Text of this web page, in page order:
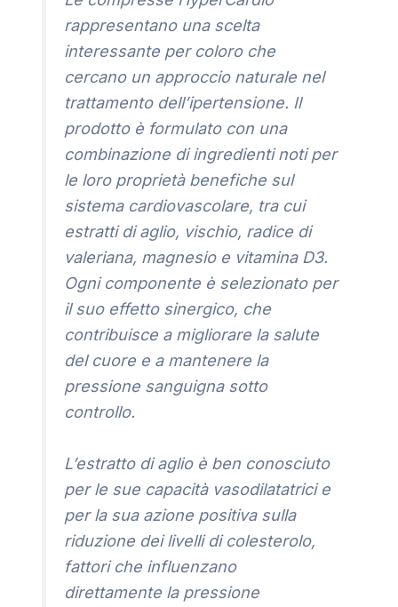
rappresentano una scelta
interessante per coloro che
cercano un approccio naturale nel
trattamento dell’ipertensione. Il
prodotto è formulato con una
combinazione di ingredienti noti per
le loro proprietà benefiche sul
sistema cardiovascolare, tra cui
estratti di aglio, vischio, radice di
valeriana, magnesio e vitamina D3.
Ogni componente è selezionato per
il suo effetto sinergico, che
contribuisce a migliorare la salute
del cuore e a mantenere la
pressione sanguigna sotto
controllo.
L’estratto di aglio è ben conosciuto
per le sue capacità vasodilatatrici e
per la sua azione positiva sulla
riduzione dei livelli di colesterolo,
fattori che influenzano
direttamente la pressione